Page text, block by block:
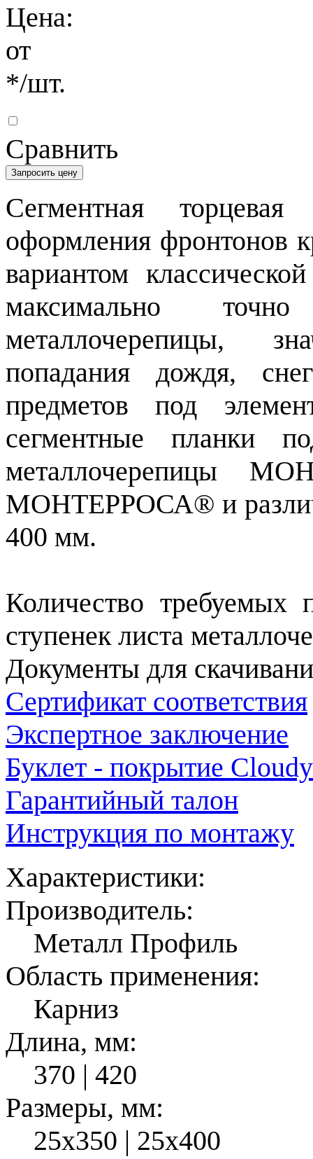
Цена:
от
*/шт.
Сравнить
Запросить цену
Сегментная
оформления фронтонов
вариантом
максимально
металлочерепицы,
попадания дождя,
предметов под
сегментные планки
металлочерепицы
МОНТЕРРОСА® и
400 мм.
Количество требуемых
ступенек листа
Документы для
Сертификат соответствия
Экспертное заключение
Буклет - покрытие Cloudy
Гарантийный талон
Инструкция по монтажу
Характеристики:
Производитель:
Металл Профиль
Область применения:
Карниз
Длина, мм:
370 | 420
Размеры, мм:
25x350 | 25x400